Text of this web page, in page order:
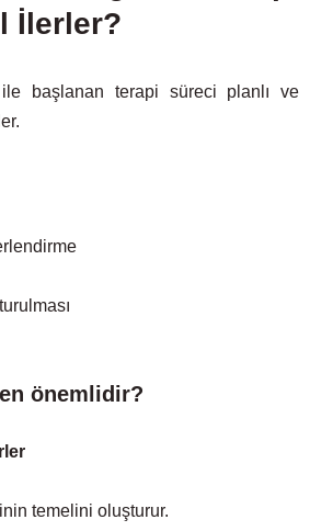
İlerler?
ile başlanan terapi süreci planlı ve
önemlidir?
temelini oluşturur.